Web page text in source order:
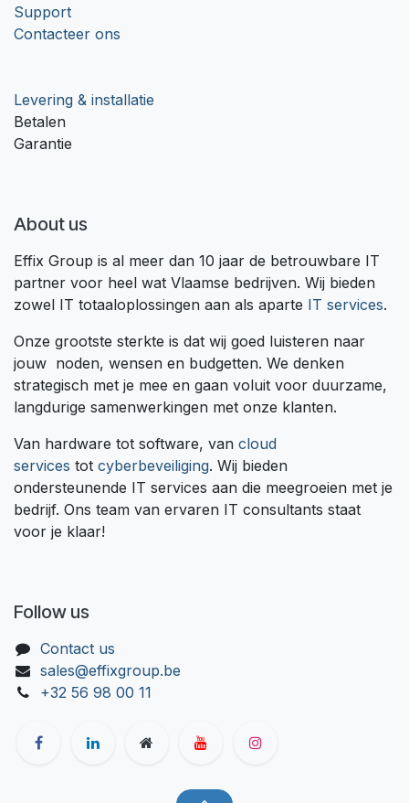
Support
Contacteer ons
Levering & installatie
Betalen
Garantie
About us
Effix Group is al meer dan 10 jaar de betrouwbare IT
partner voor heel wat Vlaamse bedrijven. Wij bieden
zowel IT totaaloplossingen aan als aparte IT services.
Onze grootste sterkte is dat wij goed luisteren naar
jouw noden, wensen en budgetten. We denken
strategisch met je mee en gaan voluit voor duurzame,
langdurige samenwerkingen met onze klanten.
Van hardware tot software, van cloud
services tot cyberbeveiliging. Wij bieden
ondersteunende IT services aan die meegroeien met je
bedrijf. Ons team van ervaren IT consultants staat
voor je klaar!
Follow us
Contact us
sales@effixgroup.be
+32 56 98 00 11